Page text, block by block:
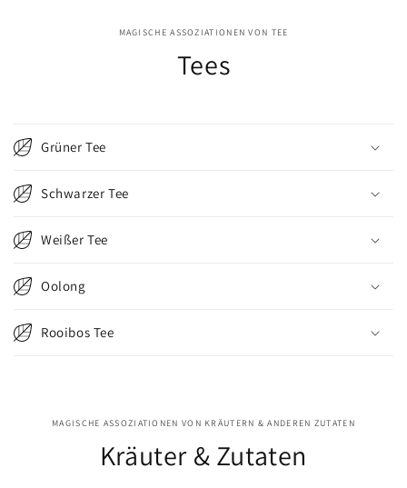
MAGISCHE ASSOZIATIONEN VON TEE
Tees
Grüner Tee
Schwarzer Tee
Weißer Tee
Oolong
Rooibos Tee
MAGISCHE ASSOZIATIONEN VON KRÄUTERN & ANDEREN ZUTATEN
Kräuter & Zutaten